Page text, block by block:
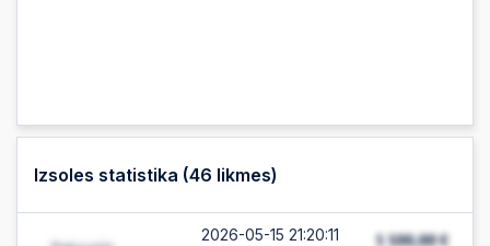
Izsoles statistika (46 likmes)
2026-05-15 21:20:11